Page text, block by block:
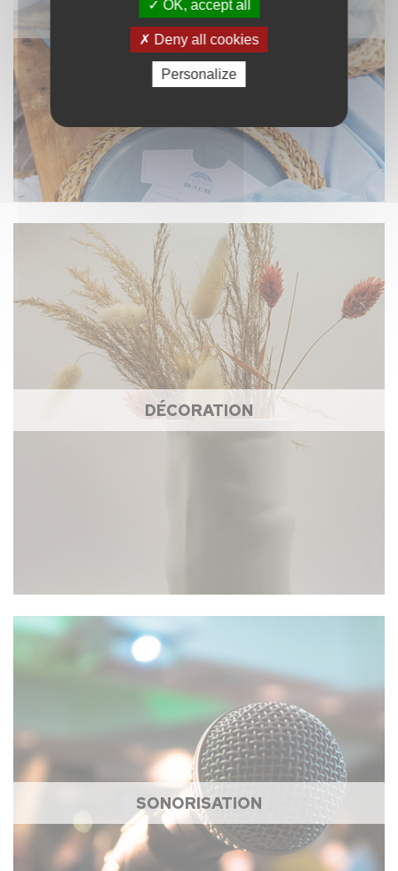
NAPPAGE ET TEXTILE
DÉCORATION
SONORISATION
OK, accept all
Deny all cookies
Personalize